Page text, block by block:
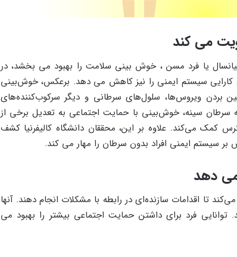
می کند
یا فرد مسن ، خوش بینی سلامت را بهبود می بخشد، در
کارایی سیستم ایمنی را نیز کاهش می دهد. برعکس، خوش‌بینی
بردن ویروس‌ها، سلول‌های سرطانی و دیگر سرکوب‌کننده‌های
سرطان سینه، خوش‌بینی با حمایت اجتماعی به تعدیل برخی از
کمک می‌کند. علاوه بر این، محققان دانشگاه کالیفرنیا کشف
بر سیستم ایمنی افراد بدون سرطان را مهار می کند.
دهد
تا اقدامات سازنده‌ای در رابطه با مشکلات انجام دهند. آنها
فرد برای داشتن حمایت اجتماعی بیشتر را بهبود می